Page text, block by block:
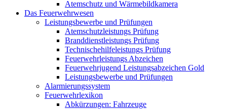
Atemschutz und Wärmebildkamera
Das Feuerwehrwesen
Leistungsbewerbe und Prüfungen
Atemschutzleistungs Prüfung
Branddienstleistungs Prüfung
Technischehilfeleistungs Prüfung
Feuerwehrleistungs Abzeichen
Feuerwehrjugend Leistungsabzeichen Gold
Leistungsbewerbe und Prüfungen
Alarmierungssystem
Feuerwehrlexikon
Abkürzungen: Fahrzeuge